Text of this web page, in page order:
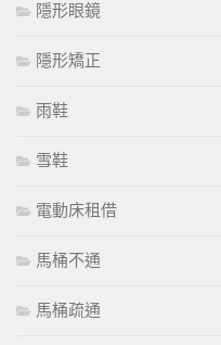
隱形眼鏡
隱形矯正
雨鞋
雪鞋
電動床租借
馬桶不通
馬桶疏通